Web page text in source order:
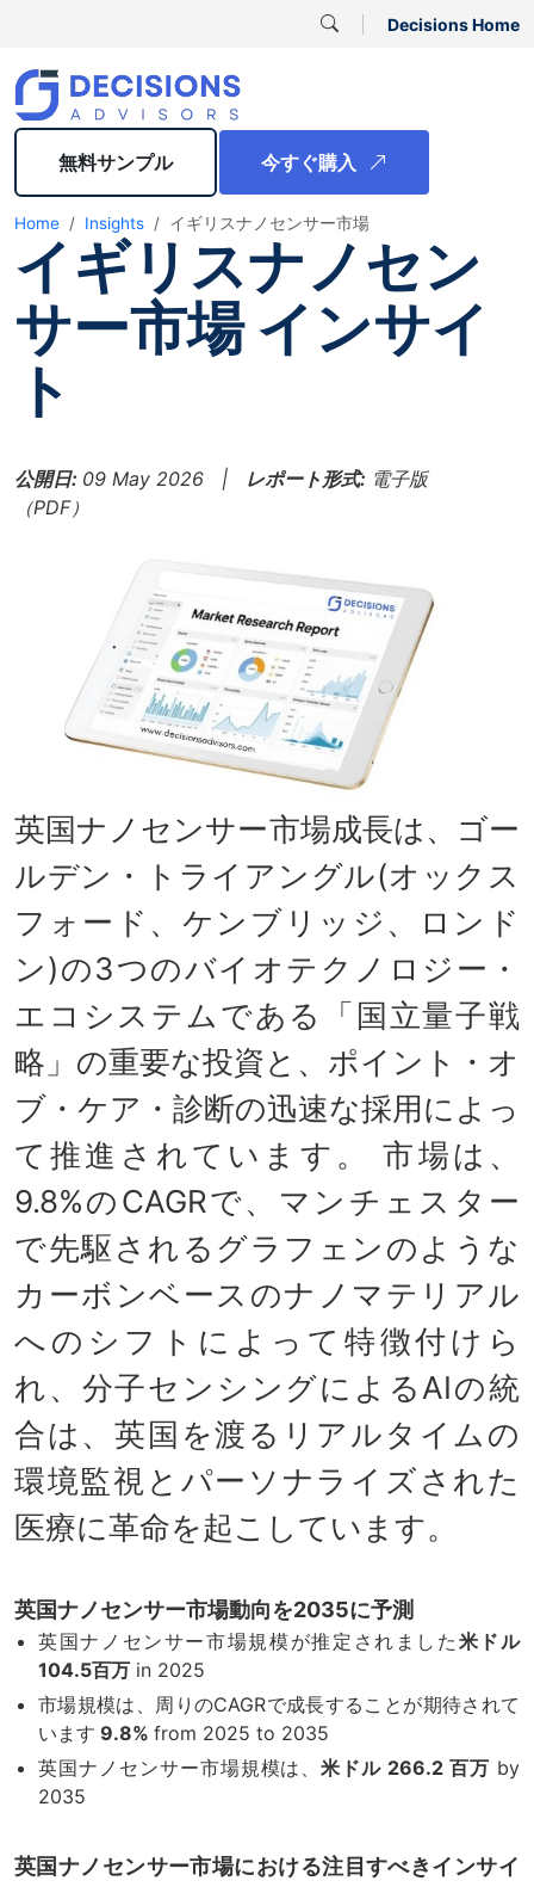
Decisions Home
無料サンプル 今すぐ購入
Home Insights イギリスナノセンサー市場
イギリスナノセン
サー市場 インサイ
ト
公開日: 09 May 2026 | レポート形式: 電子版
（PDF）
英国ナノセンサー市場成長は、ゴー
ルデン・トライアングル(オックス
フォード、ケンブリッジ、ロンド
ン)の3つのバイオテクノロジー・
エコシステムである「国立量子戦
略」の重要な投資と、ポイント・オ
ブ・ケア・診断の迅速な採用によっ
て推進されています。 市場は、
9.8%のCAGRで、マンチェスター
で先駆されるグラフェンのような
カーボンベースのナノマテリアル
へのシフトによって特徴付けら
れ、分子センシングによるAIの統
合は、英国を渡るリアルタイムの
環境監視とパーソナライズされた
医療に革命を起こしています。
英国ナノセンサー市場動向を2035に予測
英国ナノセンサー市場規模が推定されました 米ドル
104.5百万 in 2025
市場規模は、周りのCAGRで成長することが期待されて
います 9.8% from 2025 to 2035
英国ナノセンサー市場規模は、米ドル 266.2 百万 by
2035
英国ナノセンサー市場における注目すべきインサイ